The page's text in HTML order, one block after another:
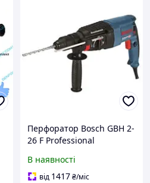
Перфоратор Bosch GBH 2-
26 F Professional
В наявності
від 1417₴/міс